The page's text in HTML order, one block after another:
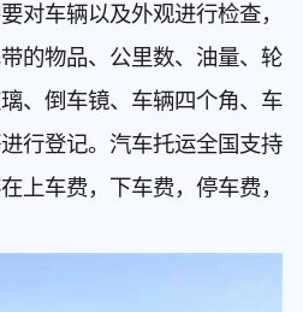
车辆以及外观进行检查，
的物品、公里数、油量、轮
、倒车镜、车辆四个角、车
行登记。汽车托运全国支持
上车费，下车费，停车费，